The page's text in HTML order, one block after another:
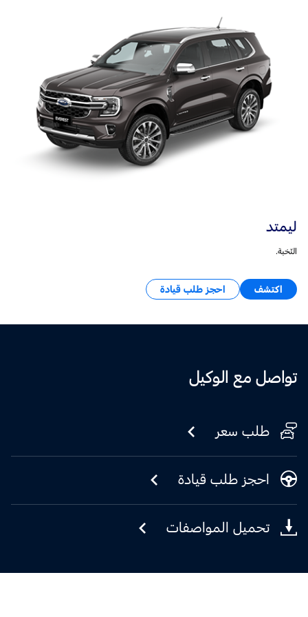
ليمتد
النّخبة.
اكتشف احجز طلب قيادة
تواصل مع الوكيل
طلب سعر
احجز طلب قيادة
تحميل المواصفات